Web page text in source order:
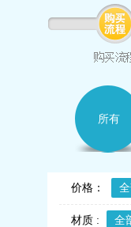
所有
价格：
材质 : 全